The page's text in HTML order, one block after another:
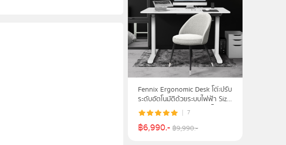
Fennix Ergonomic Desk โต๊ะปรับ
ระดับอัตโนมัติด้วยระบบไฟฟ้า Size
120*60cm. รับประกันศูนย์ไทย 3
ปี
7
฿6,990.-฿9,990.-